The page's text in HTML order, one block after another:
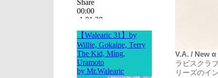
V.A. / New
ラピスクラ
リーズのイ